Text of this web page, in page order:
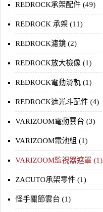
REDROCK承架配件 (49)
REDROCK 承架 (11)
REDROCK濾鏡 (2)
REDROCK放大檢像 (1)
REDROCK電動滑軌 (1)
REDROCK遮光斗配件 (4)
VARIZOOM電動雲台 (3)
VARIZOOM電池組 (1)
VARIZOOM監視器遮罩 (1)
ZACUTO承架零件 (1)
怪手關節雲台 (1)